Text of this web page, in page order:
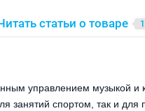
статьи о товаре 1
управлением музыкой
спортом, так и для